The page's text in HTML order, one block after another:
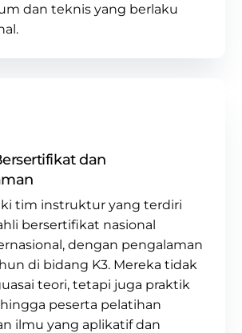
dan teknis yang berlaku
dan
tim instruktur yang terdiri
bersertifikat nasional
dengan pengalaman
di bidang K3. Mereka tidak
teori, tetapi juga praktik
peserta pelatihan
ilmu yang aplikatif dan